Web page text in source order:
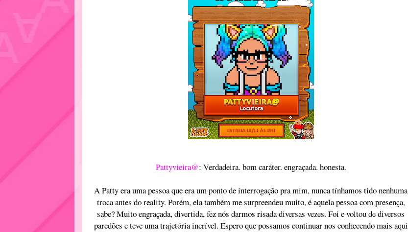
Pattyvieira@: Verdadeira. bom caráter. engraçada. honesta.
A Patty era uma pessoa que era um ponto de interrogação pra mim, nunca tínhamos tido nenhuma
troca antes do reality. Porém, ela também me surpreendeu muito, é aquela pessoa com presença,
sabe? Muito engraçada, divertida, fez nós darmos risada diversas vezes. Foi e voltou de diversos
paredões e teve uma trajetória incrível. Espero que possamos continuar nos conhecendo mais aqui